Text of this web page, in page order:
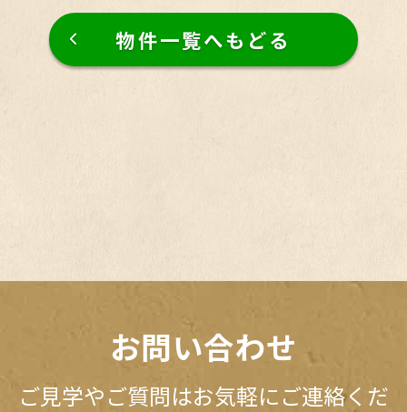
物件一覧へもどる
お問い合わせ
ご見学やご質問はお気軽にご連絡くだ